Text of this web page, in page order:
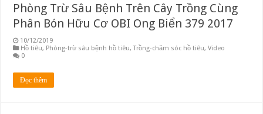
Phòng Trừ Sâu Bệnh Trên Cây Trồng Cùng
Phân Bón Hữu Cơ OBI Ong Biển 379 2017
10/12/2019
Hồ tiêu, Phòng-trừ sâu bệnh hồ tiêu,Trồng-chăm sóc hồ tiêu,Video
0
Đọc thêm